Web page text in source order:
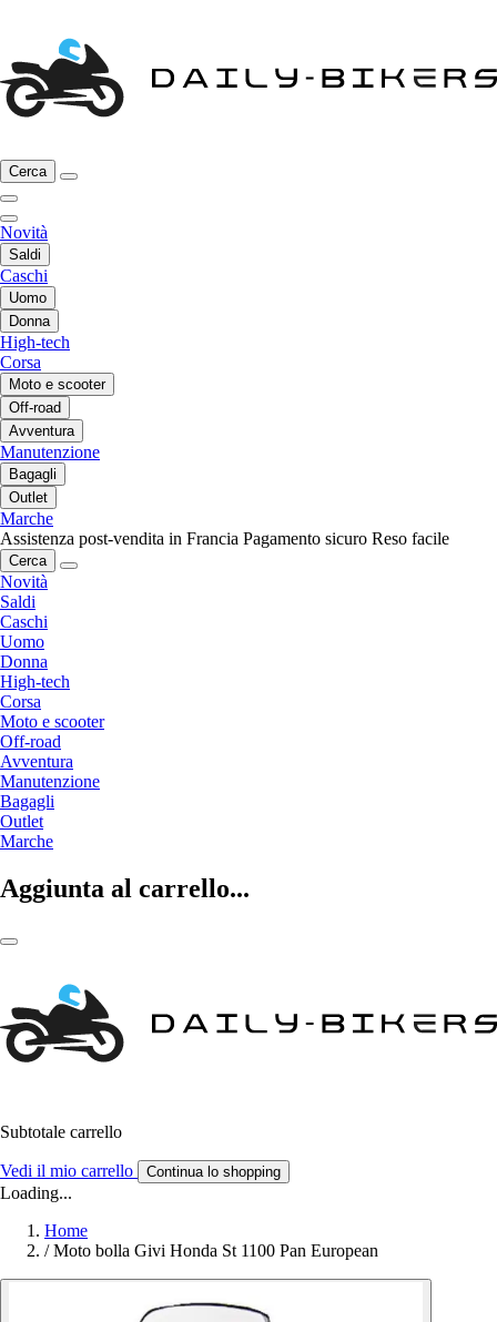
Cerca
Novità
Saldi
Caschi
Uomo
Donna
High-tech
Corsa
Moto e scooter
Off-road
Avventura
Manutenzione
Bagagli
Outlet
Marche
Assistenza post-vendita in Francia Pagamento sicuro Reso facile
Cerca
Novità
Saldi
Caschi
Uomo
Donna
High-tech
Corsa
Moto e scooter
Off-road
Avventura
Manutenzione
Bagagli
Outlet
Marche
Aggiunta al carrello...
Subtotale carrello
Vedi il mio carrello Continua lo shopping
Loading...
Home
/ Moto bolla Givi Honda St 1100 Pan European